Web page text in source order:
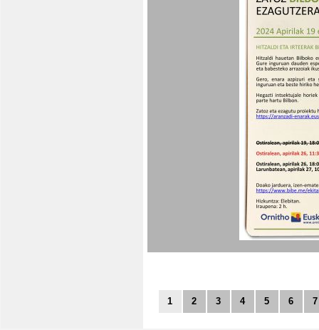
1 2 3 4 5 6 7